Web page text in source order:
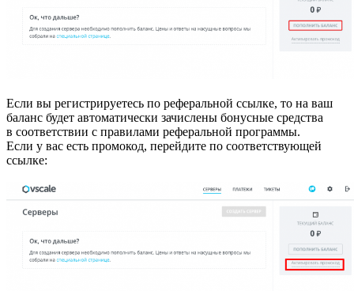
Если вы регистрируетесь по реферальной ссылке, то на ваш
баланс будет автоматически зачислены бонусные средства
в соответствии с правилами реферальной программы.
Если у вас есть промокод, перейдите по соответствующей
ссылке: